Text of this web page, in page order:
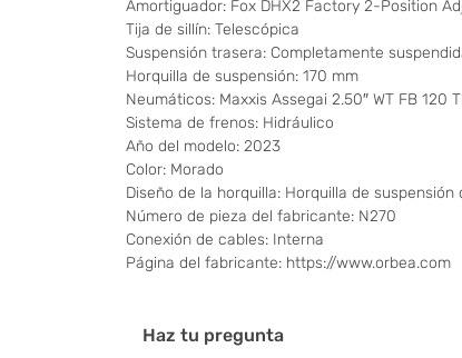
Amortiguador: Fox DHX2 Factory 2-Position
Tija de sillín: Telescópica
Suspensión trasera: Completamente
Horquilla de suspensión: 170 mm
Neumáticos: Maxxis Assegai 2.50″ WT FB 120
Sistema de frenos: Hidráulico
Año del modelo: 2023
Color: Morado
Diseño de la horquilla: Horquilla de suspensión
Número de pieza del fabricante: N270
Conexión de cables: Interna
Página del fabricante: https://www.orbea.com
Haz tu pregunta